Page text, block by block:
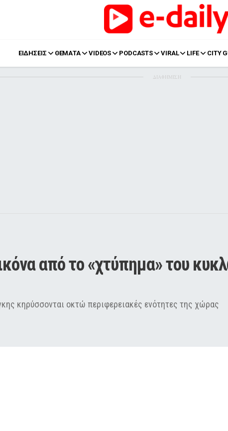
ΕΙΔΗΣΕΙΣ ΘΕΜΑΤΑ VIDEOS PODCASTS VIRAL LIFE CITY
ΔΙΑΦΗΜΙΣΗ
από το «χτύπημα» του
κηρύσσονται οκτώ περιφερειακές ενότητες της χώρας